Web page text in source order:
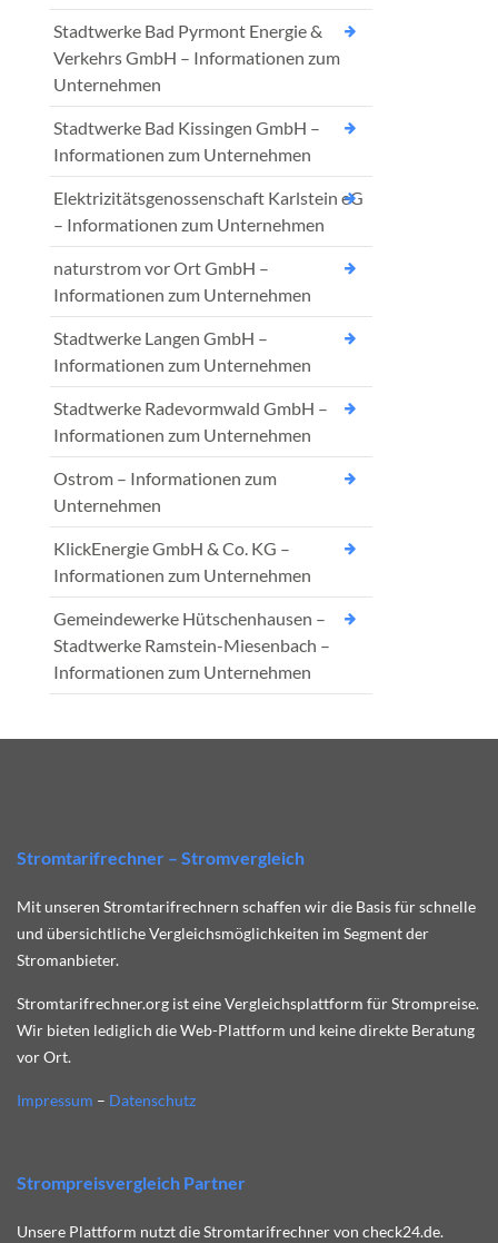
Stadtwerke Bad Pyrmont Energie &
Verkehrs GmbH – Informationen zum
Unternehmen
Stadtwerke Bad Kissingen GmbH –
Informationen zum Unternehmen
Elektrizitätsgenossenschaft Karlstein eG
– Informationen zum Unternehmen
naturstrom vor Ort GmbH –
Informationen zum Unternehmen
Stadtwerke Langen GmbH –
Informationen zum Unternehmen
Stadtwerke Radevormwald GmbH –
Informationen zum Unternehmen
Ostrom – Informationen zum
Unternehmen
KlickEnergie GmbH & Co. KG –
Informationen zum Unternehmen
Gemeindewerke Hütschenhausen –
Stadtwerke Ramstein-Miesenbach –
Informationen zum Unternehmen
Stromtarifrechner – Stromvergleich
Mit unseren Stromtarifrechnern schaffen wir die Basis für schnelle
und übersichtliche Vergleichsmöglichkeiten im Segment der
Stromanbieter.
Stromtarifrechner.org ist eine Vergleichsplattform für Strompreise.
Wir bieten lediglich die Web-Plattform und keine direkte Beratung
vor Ort.
Impressum – Datenschutz
Strompreisvergleich Partner
Unsere Plattform nutzt die Stromtarifrechner von check24.de.